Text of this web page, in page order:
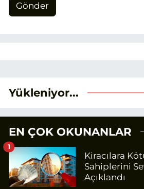
Gönder
Yükleniyor...
EN ÇOK OKUNANLAR
Kiracılara
Sahiplerini
Açıklandı
1